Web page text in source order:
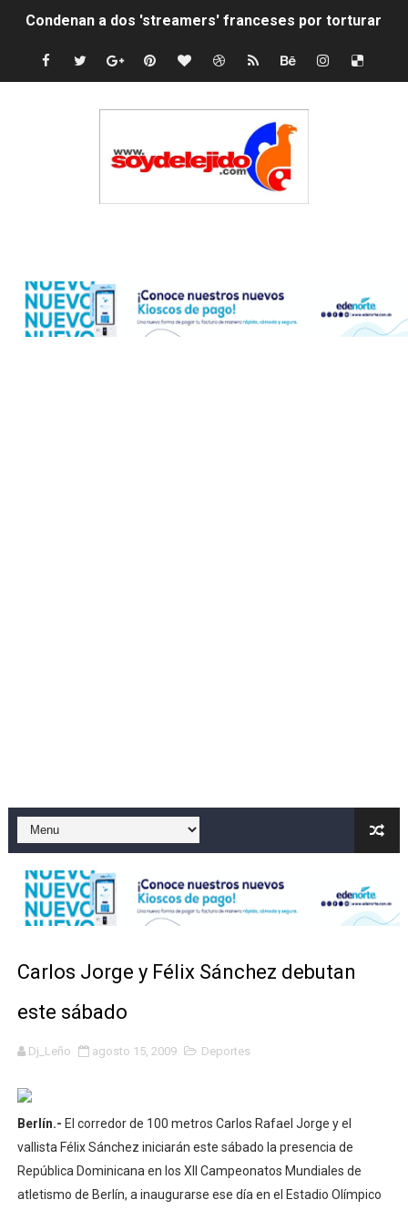
Condenan a dos 'streamers' franceses por torturar
Nuevo Código Penal: hasta 20 años de cárcel por
Tasa del dólar jueves 06 de agosto de 2026
Indomet pronostica temperaturas de hasta 35 °C para
Playas públicas y hoteles: ¿hasta dónde puede
El precio del brent cayó un 7,05 % a 83,77 dólares por
Un sismo de magnitud 3,4 se registra en una provincia
Incendio en Grecia quema 12,600 hectáreas y obliga a
Pacheman apuesta por la evolución del merengue
Un derrumbe en el centro de Cuba deja dos personas
Carlos Jorge y Félix Sánchez debutan
este sábado
Dj_Leño agosto 15, 2009 Deportes
Berlín.- El corredor de 100 metros Carlos Rafael Jorge y el
vallista Félix Sánchez iniciarán este sábado la presencia de
República Dominicana en los XII Campeonatos Mundiales de
atletismo de Berlín, a inaugurarse ese día en el Estadio Olímpico